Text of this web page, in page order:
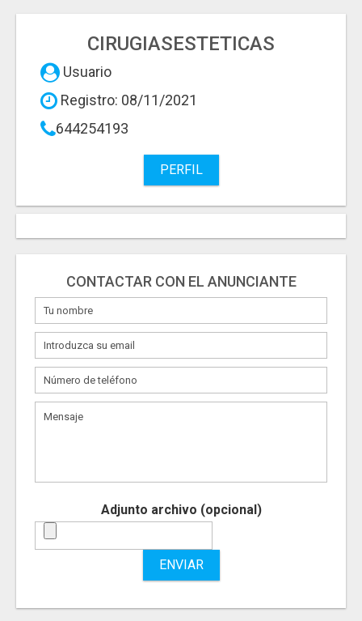
CIRUGIASESTETICAS
Usuario
Registro: 08/11/2021
644254193
PERFIL
CONTACTAR CON EL ANUNCIANTE
Adjunto archivo (opcional)
ENVIAR